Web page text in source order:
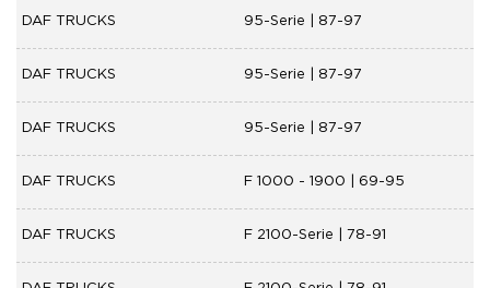
DAF TRUCKS 95-Serie | 87-97
DAF TRUCKS 95-Serie | 87-97
DAF TRUCKS 95-Serie | 87-97
DAF TRUCKS F 1000 - 1900 | 69-95
DAF TRUCKS F 2100-Serie | 78-91